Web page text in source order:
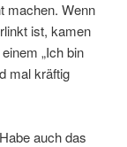
machen. Wenn
ist, kamen
„Ich bin
mal kräftig
auch das